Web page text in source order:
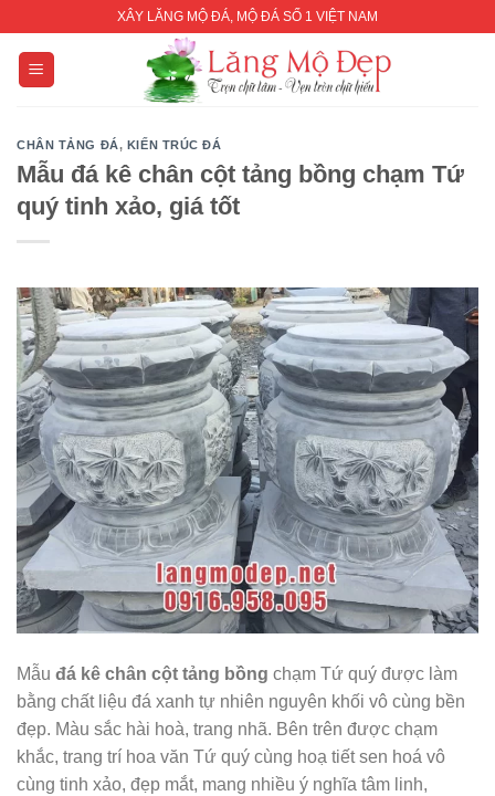
content
XÂY LĂNG MỘ ĐÁ, MỘ ĐÁ SỐ 1 VIỆT NAM
CHÂN TẢNG ĐÁ, KIẾN TRÚC ĐÁ
Mẫu đá kê chân cột tảng bồng chạm Tứ
quý tinh xảo, giá tốt
Mẫu đá kê chân cột tảng bồng chạm Tứ quý được làm
bằng chất liệu đá xanh tự nhiên nguyên khối vô cùng bền
đẹp. Màu sắc hài hoà, trang nhã. Bên trên được chạm
khắc, trang trí hoa văn Tứ quý cùng hoạ tiết sen hoá vô
cùng tinh xảo, đẹp mắt, mang nhiều ý nghĩa tâm linh,